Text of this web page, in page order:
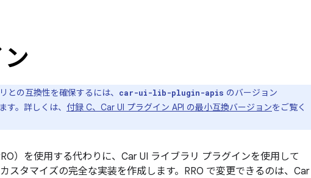
との互換性を確保するには、 car-ui-lib-plugin-apis のバージョン
。詳しくは、 付録 C、Car UI プラグイン API の最小互換バージョンをご覧く
）を使用する代わりに、Car UI ライブラリ プラグインを使用して
スタマイズの完全な実装を作成します。RRO で変更できるのは、Car